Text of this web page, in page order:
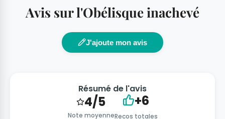
Avis sur l'Obélisque inachevé
J'ajoute mon avis
Résumé de l'avis
4/5
Note moyenne
+6
Recos totales